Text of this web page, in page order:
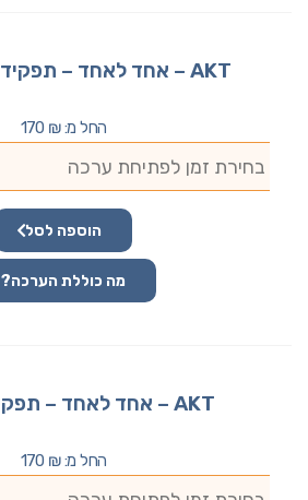
AKT – אחד לאחד – תפקידים מקצועיים
החל מ: 170 ₪
הוספה לסל
מה כוללת הערכה?
AKT – אחד לאחד – תפקידים שונים
החל מ: 170 ₪